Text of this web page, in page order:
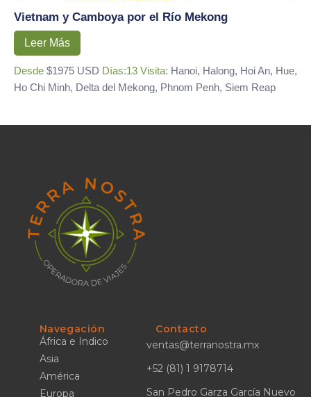
Vietnam y Camboya por el Río Mekong
Leer Más
Desde $1975 USD Días:13 Visita: Hanoi, Halong, Hoi An, Hue,
Ho Chi Minh, Delta del Mekong, Phnom Penh, Siem Reap
Navegación
África e Indico
Asia
América
Europa
Contacto
ventas@terranostra.mx
+52 (81) 1 9178714
San Pedro Garza García Nuevo